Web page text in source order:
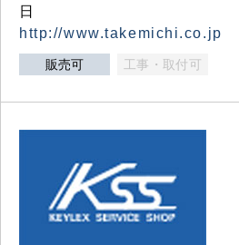
日
http://www.takemichi.co.jp
販売可 工事・取付可